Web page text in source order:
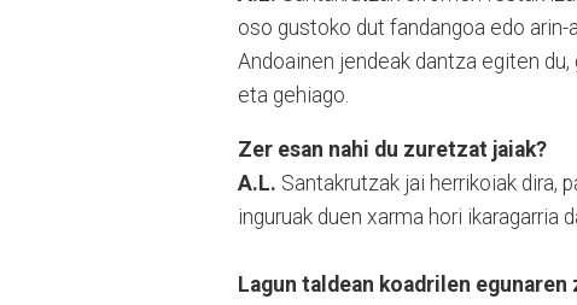
oso gustoko dut fandangoa edo arin-
Andoainen jendeak dantza egiten
eta gehiago.
Zer esan nahi du zuretzat jaiak?
A.L. Santakrutzak jai herrikoiak dira,
inguruak duen xarma hori ikaragarria
Lagun taldean koadrilen